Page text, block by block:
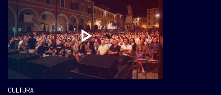
CULTURA